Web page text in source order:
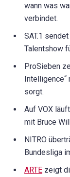
wann was
verbindet.
SAT.1
Talentshow
ProSieben
Intelligence“
sorgt.
Auf VOX
mit Bruce
NITRO
Bundesliga
ARTE zeigt